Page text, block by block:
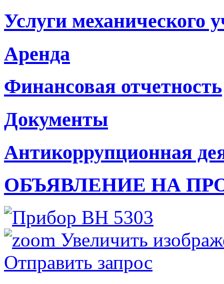
Услуги механического
Аренда
Финансовая отчетность
Документы
Антикоррупционная
ОБЪЯВЛЕНИЕ НА
Увеличить
Отправить запрос